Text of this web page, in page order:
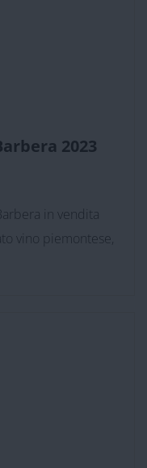
2023
in vendita
vino piemontese,